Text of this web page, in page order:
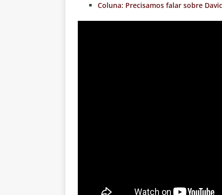
Coluna: Precisamos falar sobre